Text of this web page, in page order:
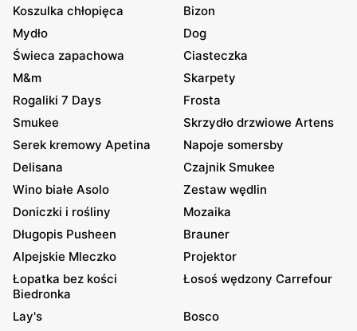
Koszulka chłopięca
Bizon
Mydło
Dog
Świeca zapachowa
Ciasteczka
M&m
Skarpety
Rogaliki 7 Days
Frosta
Smukee
Skrzydło drzwiowe Artens
Serek kremowy Apetina
Napoje somersby
Delisana
Czajnik Smukee
Wino białe Asolo
Zestaw wędlin
Doniczki i rośliny
Mozaika
Długopis Pusheen
Brauner
Alpejskie Mleczko
Projektor
Łopatka bez kości
Biedronka
Łosoś wędzony Carrefour
Lay's Bosco